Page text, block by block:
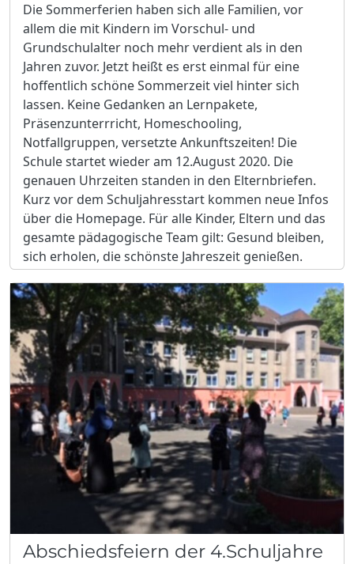
Die Sommerferien haben sich alle Familien, vor
allem die mit Kindern im Vorschul- und
Grundschulalter noch mehr verdient als in den
Jahren zuvor. Jetzt heißt es erst einmal für eine
hoffentlich schöne Sommerzeit viel hinter sich
lassen. Keine Gedanken an Lernpakete,
Präsenzunterrricht, Homeschooling,
Notfallgruppen, versetzte Ankunftszeiten! Die
Schule startet wieder am 12.August 2020. Die
genauen Uhrzeiten standen in den Elternbriefen.
Kurz vor dem Schuljahresstart kommen neue Infos
über die Homepage. Für alle Kinder, Eltern und das
gesamte pädagogische Team gilt: Gesund bleiben,
sich erholen, die schönste Jahreszeit genießen.
Abschiedsfeiern der 4.Schuljahre